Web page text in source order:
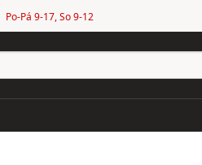
Po-Pá 9-17, So 9-12